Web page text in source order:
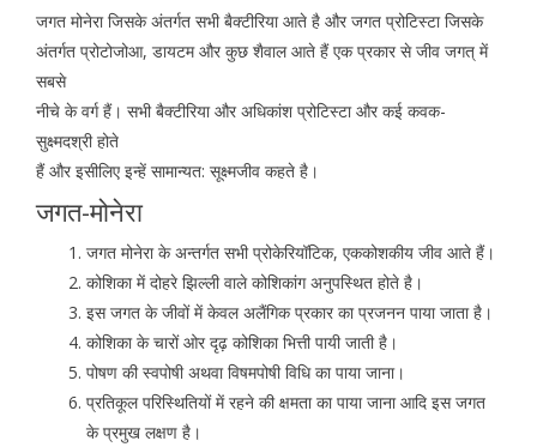
जगत मोनेरा जिसके अंतर्गत सभी बैक्टीरिया आते है और जगत प्रोटिस्टा जिसके
अंतर्गत प्रोटोजोआ, डायटम और कुछ शैवाल आते हैं एक प्रकार से जीव जगत् में
सबसे
नीचे के वर्ग हैं। सभी बैक्टीरिया और अधिकांश प्रोटिस्टा और कई कवक-
सुक्ष्मदश्री होते
हैं और इसीलिए इन्हें सामान्यत: सूक्ष्मजीव कहते है।
जगत-मोनेरा
जगत मोनेरा के अन्तर्गत सभी प्रोकेरियॉटिक, एककोशकीय जीव आते हैं।
कोशिका में दोहरे झिल्ली वाले कोशिकांग अनुपस्थित होते है।
इस जगत के जीवों में केवल अलैंगिक प्रकार का प्रजनन पाया जाता है।
कोशिका के चारों ओर दृढ़ कोशिका भित्ती पायी जाती है।
पोषण की स्वपोषी अथवा विषमपोषी विधि का पाया जाना।
प्रतिकूल परिस्थितियों में रहने की क्षमता का पाया जाना आदि इस जगत
के प्रमुख लक्षण है।